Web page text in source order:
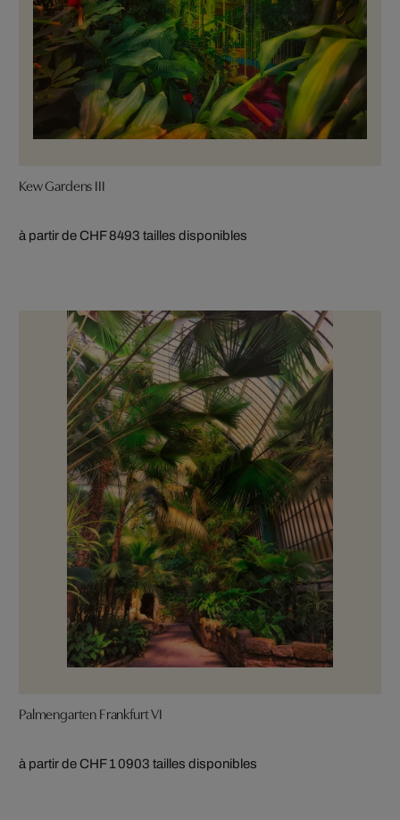
Kew Gardens III
à partir de CHF 8493 tailles disponibles
Palmengarten Frankfurt VI
à partir de CHF 1 0903 tailles disponibles